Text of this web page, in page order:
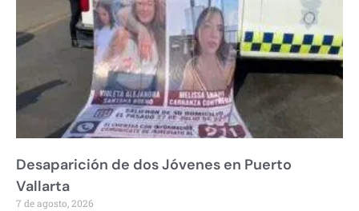
Desaparición de dos Jóvenes en Puerto
Vallarta
7 de agosto, 2026